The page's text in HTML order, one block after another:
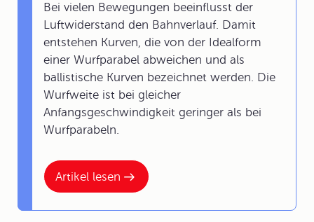
Artikel lesen
Bei vielen Bewegungen beeinflusst der
Luftwiderstand den Bahnverlauf. Damit
entstehen Kurven, die von der Idealform
einer Wurfparabel abweichen und als
ballistische Kurven bezeichnet werden. Die
Wurfweite ist bei gleicher
Anfangsgeschwindigkeit geringer als bei
Wurfparabeln.